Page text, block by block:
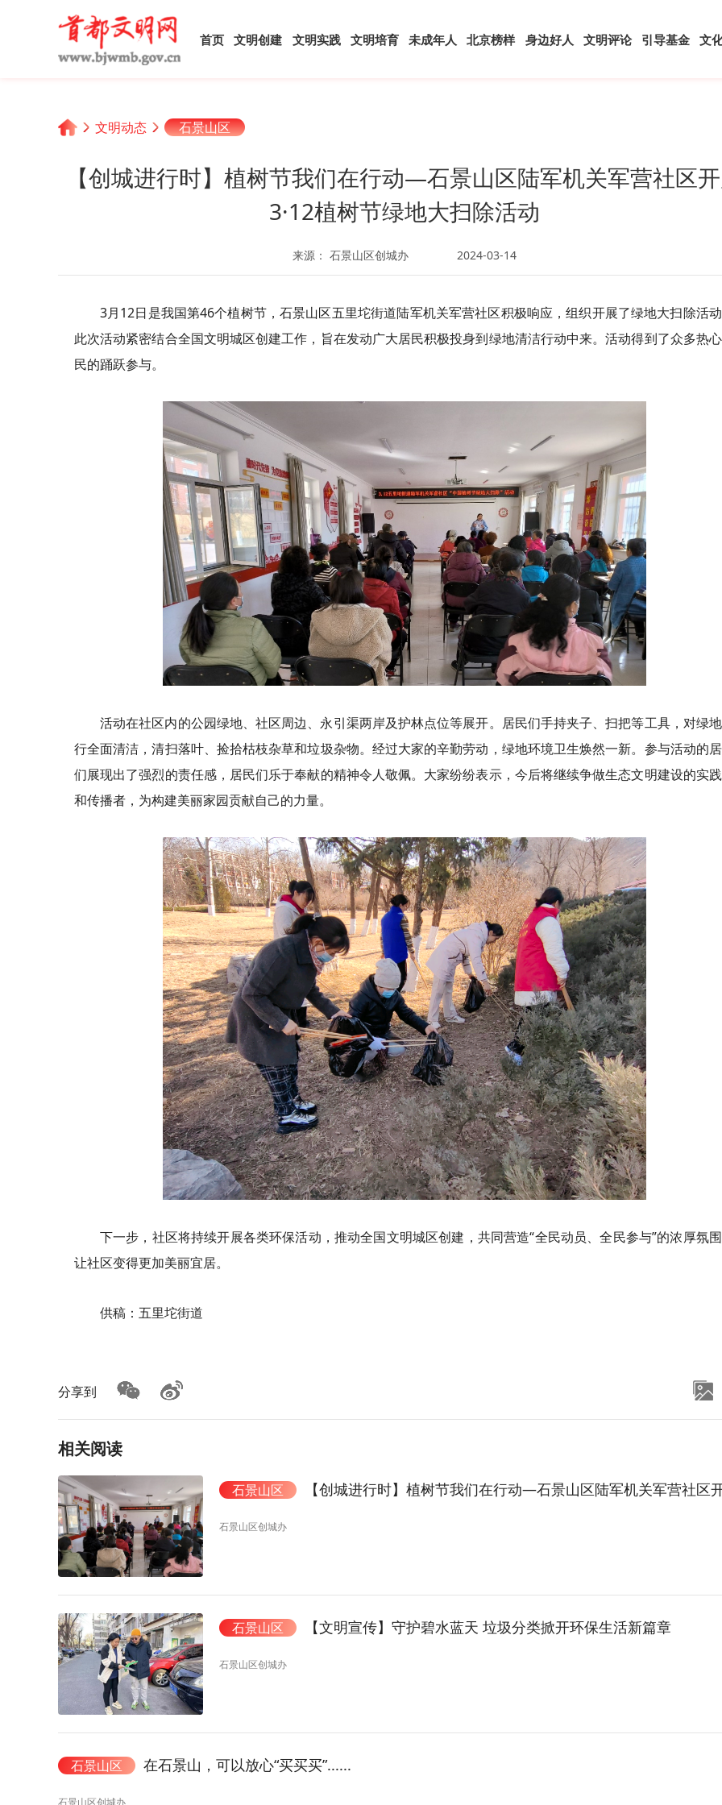
首页 文明创建 文明实践 文明培育 未成年人 北京榜样 身边好人 文明评论 引导基金 文
文明动态 石景山区
【创城进行时】植树节我们在行动—石景山区陆军机关军营社区
3·12植树节绿地大扫除活动
来源： 石景山区创城办 2024-03-14
3月12日是我国第46个植树节，石景山区五里坨街道陆军机关军营社区积极响应，组织开展了绿地大扫除活
此次活动紧密结合全国文明城区创建工作，旨在发动广大居民积极投身到绿地清洁行动中来。活动得到了众多热
民的踊跃参与。
活动在社区内的公园绿地、社区周边、 永引渠两岸及护林点位等展开。居民们手持夹子、扫把等工具，对绿
行全面清洁，清扫落叶、捡拾枯枝杂草和垃圾杂物。经过大家的辛勤劳动，绿地环境卫生焕然一新。参与活动的
们展现出了强烈的责任感，居民们乐于奉献的精神令人敬佩。大家纷纷表示，今后将继续争做生态文明建设的实
和传播者，为构建美丽家园贡献自己的力量。
下一步，社区将持续开展各类环保活动，推动全国文明城区创建，共同营造“全民动员、全民参与”的浓厚氛
让社区变得更加美丽宜居。
供稿：五里坨街道
分享到
相关阅读
石景山区 【创城进行时】植树节我们在行动—石景山区陆军机关军营社区开展3·12植树节绿地大扫
石景山区创城办
石景山区 【文明宣传】守护碧水蓝天 垃圾分类掀开环保生活新篇章
石景山区创城办
石景山区 在石景山，可以放心“买买买”......
石景山区创城办